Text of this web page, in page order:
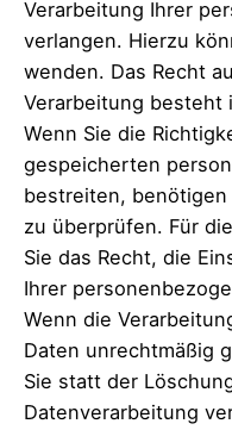
Verarbeitung Ihrer
verlangen. Hierzu
wenden. Das Recht
Verarbeitung besteht
Wenn Sie die
gespeicherten
bestreiten, benötigen
zu überprüfen. Für
Sie das Recht, die
Ihrer
Wenn die
Daten unrechtmäßig
Sie statt der
Datenverarbeitung